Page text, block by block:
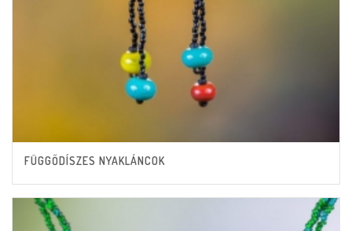
FÜGGŐDÍSZES NYAKLÁNCOK